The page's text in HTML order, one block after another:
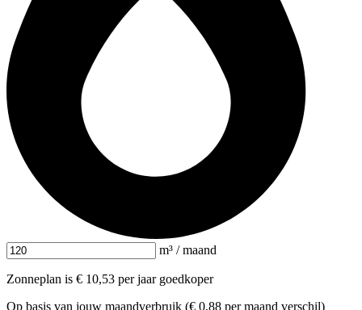
m³ / maand
Zonneplan is € 10,53 per jaar goedkoper
Op basis van jouw maandverbruik (€ 0,88 per maand verschil)